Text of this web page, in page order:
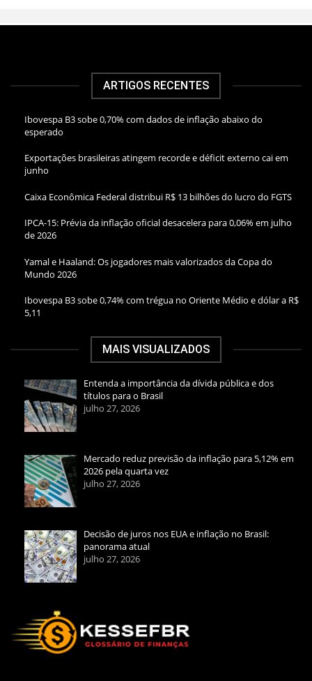
ARTIGOS RECENTES
Ibovespa B3 sobe 0,70% com dados de inflação abaixo do
esperado
Exportações brasileiras atingem recorde e déficit externo cai em
junho
Caixa Econômica Federal distribui R$ 13 bilhões do lucro do FGTS
IPCA-15: Prévia da inflação oficial desacelera para 0,06% em julho
de 2026
Yamal e Haaland: Os jogadores mais valorizados da Copa do
Mundo 2026
Ibovespa B3 sobe 0,74% com trégua no Oriente Médio e dólar a R$
5,11
MAIS VISUALIZADOS
Entenda a importância da dívida pública e dos
títulos para o Brasil
julho 27, 2026
Mercado reduz previsão da inflação para 5,12% em
2026 pela quarta vez
julho 27, 2026
Decisão de juros nos EUA e inflação no Brasil:
panorama atual
julho 27, 2026